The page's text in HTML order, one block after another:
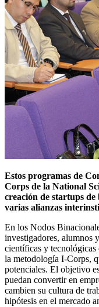
Estos programas de
Corps de la National
creación de startups de
varias alianzas
En los Nodos
investigadores, alumnos
científicas y tecnológicas
la metodología I-Corps,
potenciales. El objetivo
puedan convertir en
cambien su cultura de
hipótesis en el mercado